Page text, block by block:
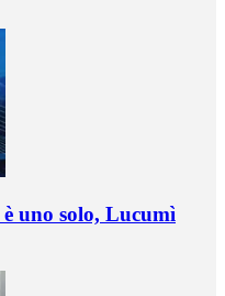
uno solo, Lucumì